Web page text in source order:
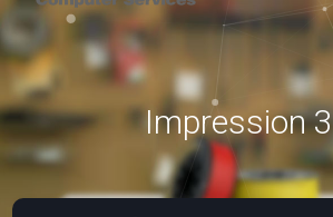
Impression